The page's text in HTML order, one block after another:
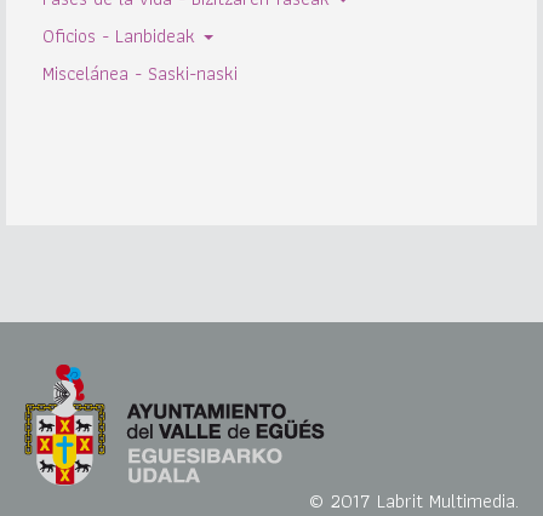
Oficios - Lanbideak
Miscelánea - Saski-naski
© 2017 Labrit Multimedia.